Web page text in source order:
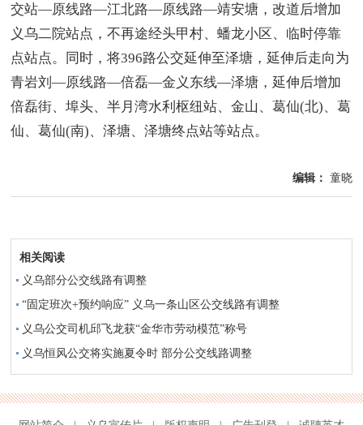
交站—原线路—江北路—原线路—靖安塘，改道后增加
义乌二院站点，不再途经头甲村、蟠龙小区、临时停靠
点站点。同时，将396路公交延伸至泽塘，延伸后走向为
青岩刘—原线路—倍磊—金义东线—泽塘，延伸后增加
倍磊街、埠头、半月湾水利枢纽站、金山、葛仙(北)、葛
仙、葛仙(南)、泽塘、泽塘终点站等站点。
编辑： 童晓
相关阅读
义乌部分公交线路有调整
“固定班次+预约响应” 义乌一条山区公交线路有调整
义乌公交司机邱飞龙获“金华市劳动模范”称号
义乌恒风公交将实施夏令时 部分公交线路调整